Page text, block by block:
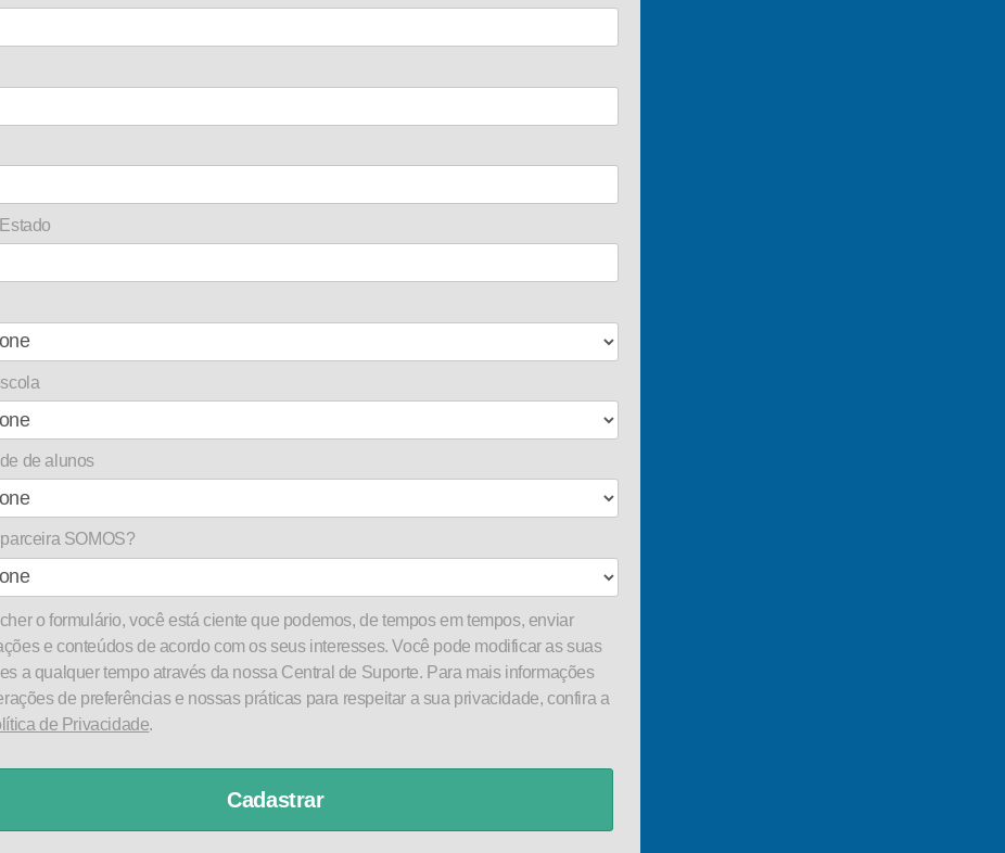
de alunos
SOMOS?
o formulário, você está ciente que podemos, de tempos em tempos, enviar
e conteúdos de acordo com os seus interesses. Você pode modificar as suas
a qualquer tempo através da nossa Central de Suporte. Para mais informações
de preferências e nossas práticas para respeitar a sua privacidade, confira a
de Privacidade.
Cadastrar